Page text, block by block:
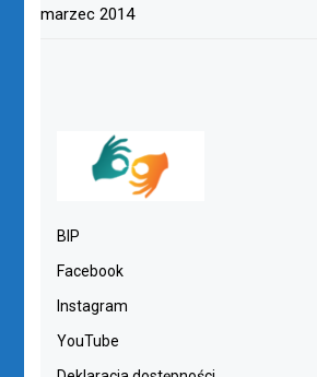
marzec 2014
BIP
Facebook
Instagram
YouTube